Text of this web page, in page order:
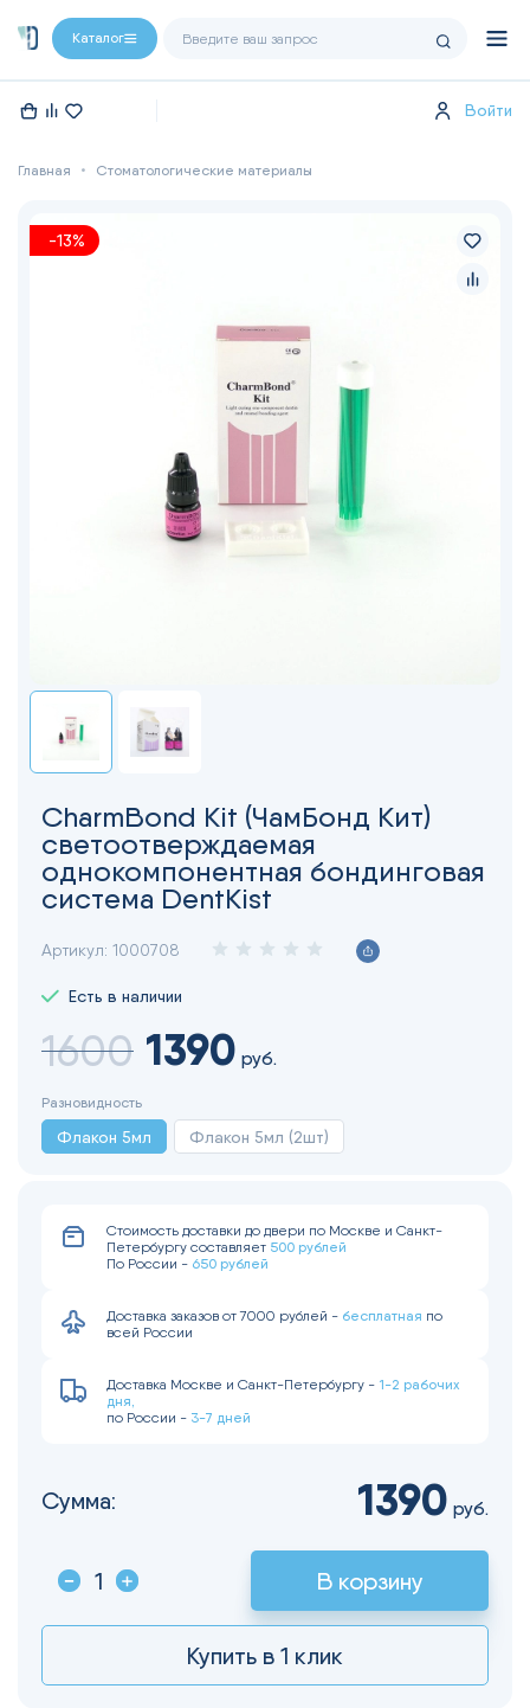
Каталог
Войти
Главная Стоматологические материалы
-13%
CharmBond Kit (ЧамБонд Кит)
cветоотверждаемая
однокомпонентная бондинговая
система DentKist
Артикул: 1000708
1600 1390 руб.
Есть в наличии
Разновидность
Флакон 5мл Флакон 5мл (2шт)
Сумма: 1390 руб.
В корзину
Купить в 1 клик
Стоимость доставки до двери по Москве и Санкт-
Петербургу составляет 500 рублей
По России - 650 рублей
Доставка заказов от 7000 рублей - бесплатная по
всей России
Доставка Москве и Санкт-Петербургу - 1-2 рабочих
дня,
по России - 3-7 дней